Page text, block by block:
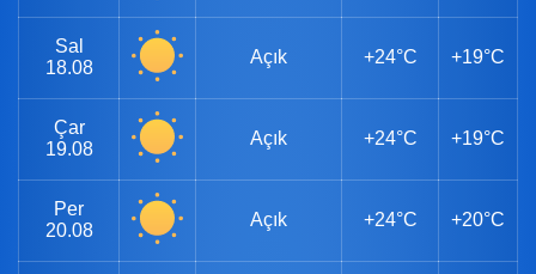
Sal
18.08
Açık +24°C +19°C
Çar
19.08
Açık +24°C +19°C
Per
20.08
Açık +24°C +20°C